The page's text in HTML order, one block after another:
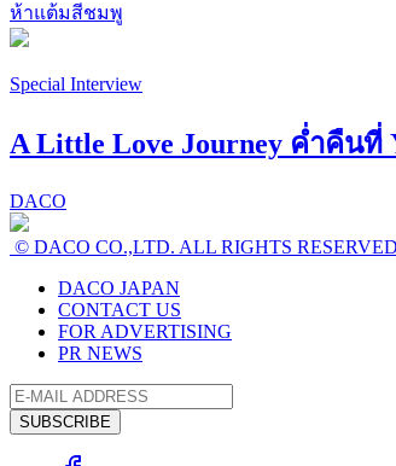
ห้าแต้มสีชมพู
Special Interview
A Little Love Journey ค่ำคืนที่
DACO
© DACO CO.,LTD. ALL RIGHTS
DACO JAPAN
CONTACT US
FOR ADVERTISING
PR NEWS